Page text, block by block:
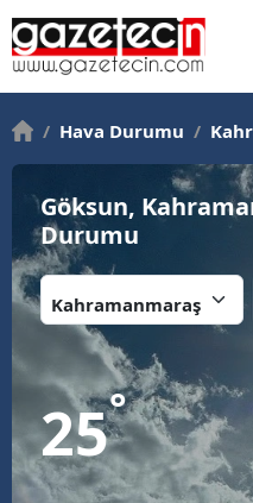
/ Hava Durumu /
Göksun,
Durumu
25°